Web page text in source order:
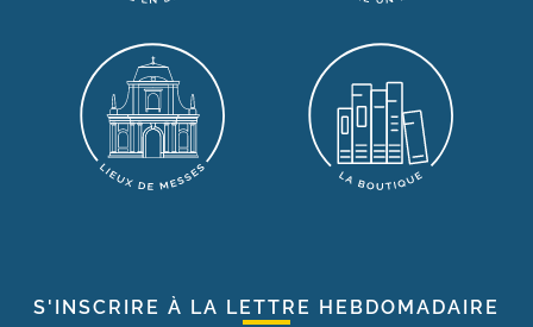
S'INSCRIRE À LA LETTRE HEBDOMADAIRE